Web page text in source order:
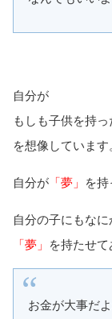
自分が
もしも子供を持
を想像しています。
自分が 「夢」 を持
自分の子にもなに
「夢」 を持たせて
お金が大事だ